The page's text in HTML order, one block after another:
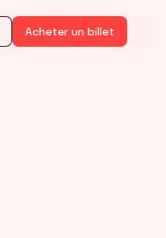
Acheter un billet